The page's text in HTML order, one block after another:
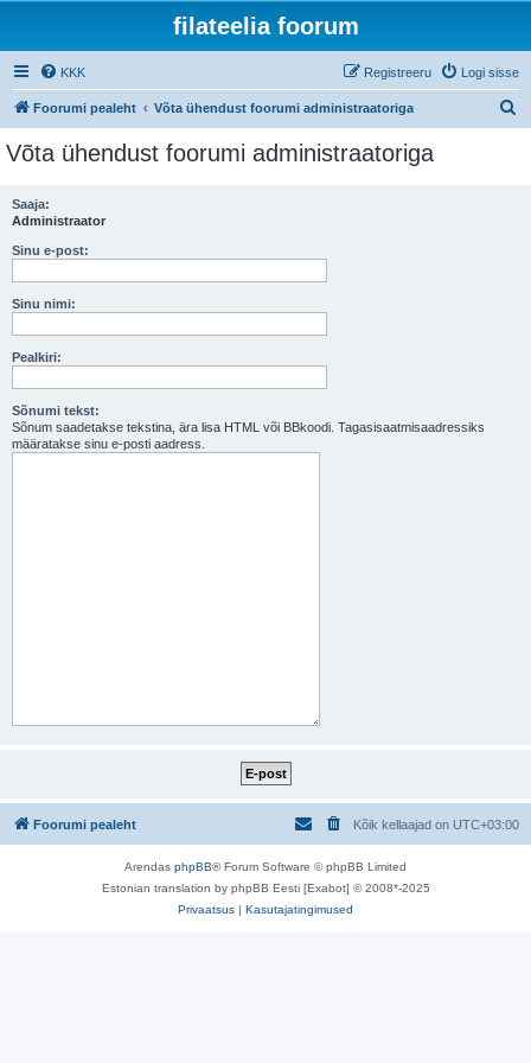
filateelia foorum
KKK Logi sisse
Registreeru
Foorumi pealeht Võta ühendust foorumi administraatoriga
Võta ühendust foorumi administraatoriga
Saaja:
Administraator
Sinu e-post:
Sinu nimi:
Pealkiri:
Sõnumi tekst:
Sõnum saadetakse tekstina, ära lisa HTML või BBkoodi. Tagasisaatmisaadressiks
määratakse sinu e-posti aadress.
Foorumi pealeht Kõik kellaajad on UTC+03:00
Arendas phpBB® Forum Software © phpBB Limited
Estonian translation by phpBB Eesti [Exabot] © 2008*-2025
Privaatsus | Kasutajatingimused